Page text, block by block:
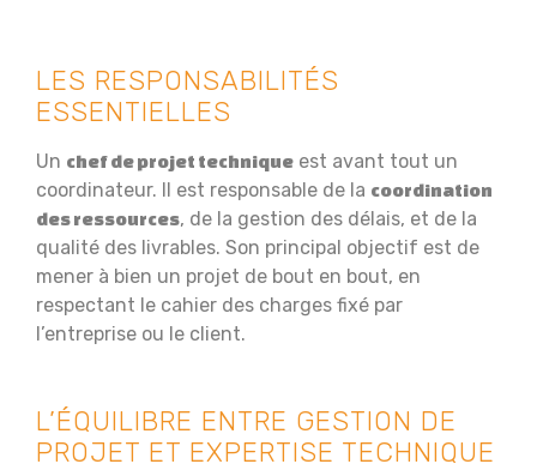
LES RESPONSABILITÉS
ESSENTIELLES
Un chef de projet technique est avant tout un
coordinateur. Il est responsable de la coordination
des ressources, de la gestion des délais, et de la
qualité des livrables. Son principal objectif est de
mener à bien un projet de bout en bout, en
respectant le cahier des charges fixé par
l’entreprise ou le client.
L’ÉQUILIBRE ENTRE GESTION DE
PROJET ET EXPERTISE TECHNIQUE